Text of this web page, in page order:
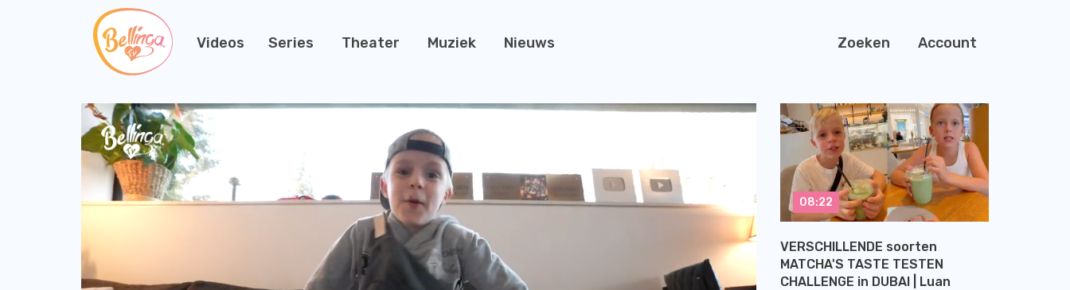
Videos Series Theater Muziek Nieuws Zoeken Account
VERSCHILLENDE soorten
MATCHA'S TASTE TESTEN
CHALLENGE in DUBAI | Luan
08:22